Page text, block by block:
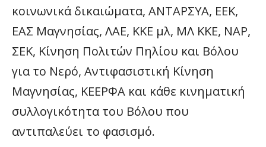
κοινωνικά δικαιώματα, ΑΝΤΑΡΣΥΑ, ΕΕΚ,
ΕΑΣ Μαγνησίας, ΛΑΕ, ΚΚΕ μλ, ΜΛ ΚΚΕ, ΝΑΡ,
ΣΕΚ, Κίνηση Πολιτών Πηλίου και Βόλου
για το Νερό, Αντιφασιστική Κίνηση
Μαγνησίας, ΚΕΕΡΦΑ και κάθε κινηματική
συλλογικότητα του Βόλου που
αντιπαλεύει το φασισμό.